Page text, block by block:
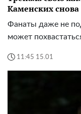
Каменских снова
Фанаты даже не
может
11:45 15.01